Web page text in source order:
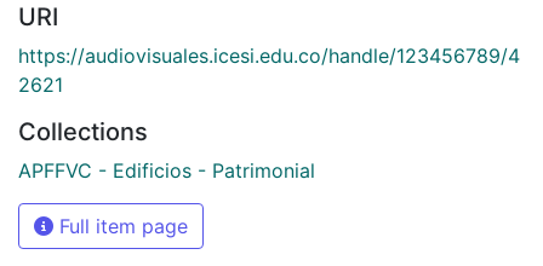
URI
https://audiovisuales.icesi.edu.co/handle/123456789/4
2621
Collections
APFFVC - Edificios - Patrimonial
Full item page